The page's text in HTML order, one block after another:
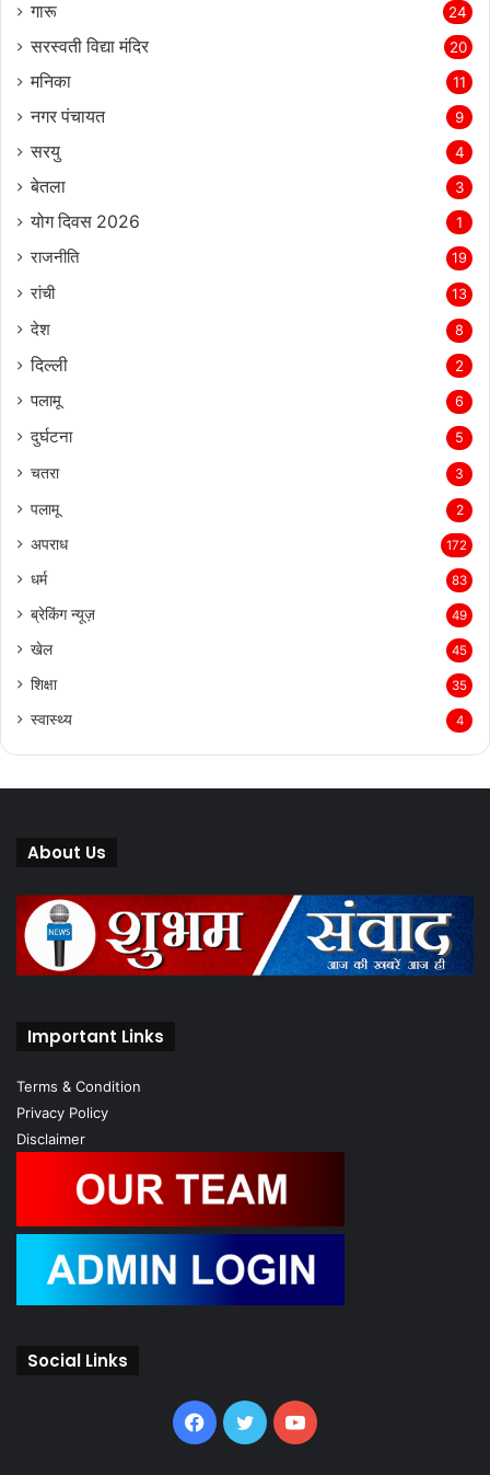
गारू 24
सरस्‍वती विद्या मंदिर 20
मनिका 11
नगर पंचायत 9
सरयु 4
बेतला 3
योग दिवस 2026 1
राजनीति 19
रांची 13
देश 8
दिल्‍ली 2
पलामू 6
दुर्घटना 5
चतरा 3
पलामू 2
अपराध 172
धर्म 83
ब्रेकिंग न्यूज़ 49
खेल 45
शिक्षा 35
स्वास्थ्य 4
About Us
Important Links
Terms & Condition
Privacy Policy
Disclaimer
Social Links
Facebook
TwitterYouTube